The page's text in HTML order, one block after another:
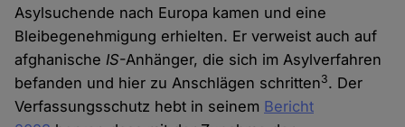
Asylsuchende nach Europa kamen und eine
Bleibegenehmigung erhielten. Er verweist auch auf
afghanischeIS-Anhänger, die sich im Asylverfahren
befanden und hier zu Anschlägen schritten3. Der
Verfassungsschutz hebt in seinem Bericht